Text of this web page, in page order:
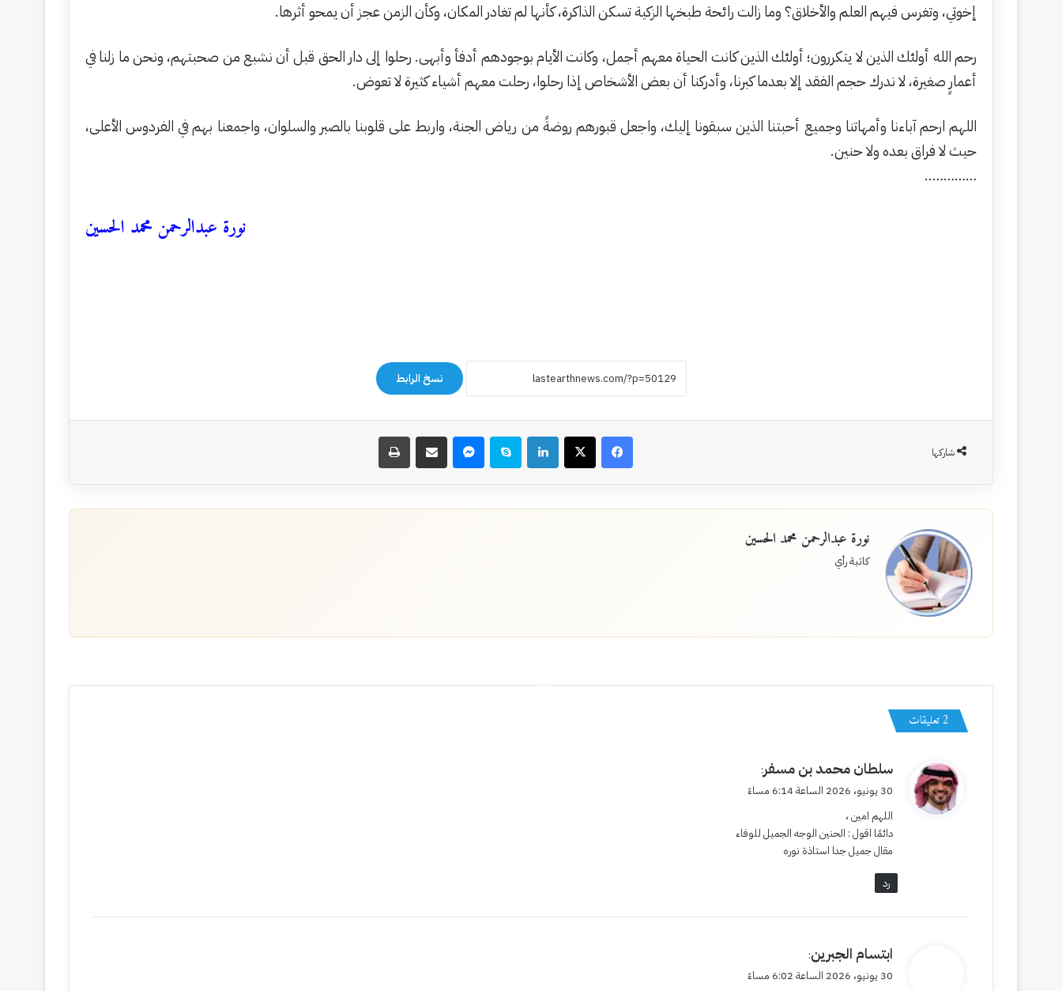
إخوتي، وتغرس فيهم العلم والأخلاق؟ وما زالت رائحة طبخها الزكية تسكن الذاكرة، كأنها لم تغادر المكان، وكأن الزمن عجز أن يمحو أثرها.
رحم الله أولئك الذين لا يتكررون؛ أولئك الذين كانت الحياة معهم أجمل، وكانت الأيام بوجودهم أدفأ وأبهى. رحلوا إلى دار الحق قبل أن نشبع من صحبتهم، ونحن ما زلنا في
أعمارٍ صغيرة، لا ندرك حجم الفقد إلا بعدما كبرنا، وأدركنا أن بعض الأشخاص إذا رحلوا، رحلت معهم أشياء كثيرة لا تعوض.
اللهم ارحم آباءنا وأمهاتنا وجميع أحبتنا الذين سبقونا إليك، واجعل قبورهم روضةً من رياض الجنة، واربط على قلوبنا بالصبر والسلوان، واجمعنا بهم في الفردوس الأعلى،
حيث لا فراق بعده ولا حنين.
…………..
نورة عبدالرحمن محمد الحسين
نسخ الرابط
شاركها
فيسبوك‫X لينكدإن سكايب ماسنجر مشاركة عبر البريد طباعة
نورة عبدالرحمن محمد الحسين
كاتبة رأي
‫2 تعليقات
ي
ل
سلطان محمد بن مسفر:
30 يونيو، 2026 الساعة 6:14 مساءً
اللهم امين ،
دائمًا اقول : الحنين الوجه الجميل للوفاء
مقال جميل جدا استاذة نوره
رد
يابتسام الجبرين:
30 يونيو، 2026 الساعة 6:02 مساءً